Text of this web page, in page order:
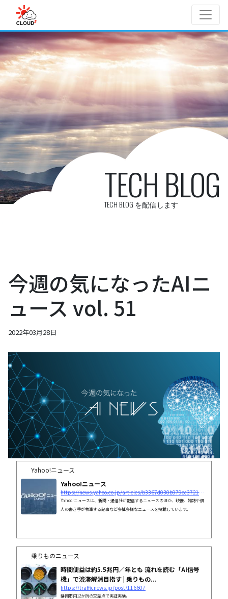
Skip to main content
TECH BLOG
TECH BLOG を配信します
今週の気になったAIニ
ュース vol. 51
2022年03月28日
Yahoo!ニュース
Yahoo!ニュース
https://news.yahoo.co.jp/articles/b3367d030b979ec3721205b140399c1755688ccc
Yahoo!ニュースは、新聞・通信社が配信するニュースのほか、映像、雑誌や個
人の書き手が執筆する記事など多種多様なニュースを掲載しています。
乗りものニュース
時間便益は約5.5兆円／年とも 流れを読む「AI信号
機」で渋滞解消目指す | 乗りもの...
https://trafficnews.jp/post/116607
静岡市内12か所の交差点で実証実験。